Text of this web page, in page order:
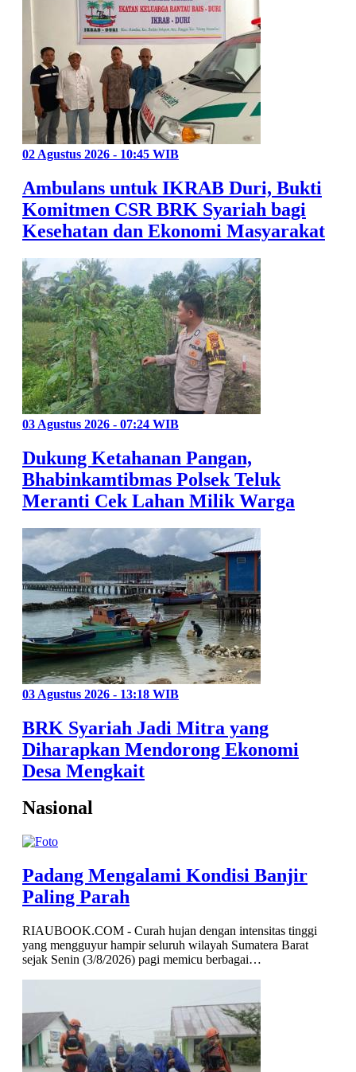
02 Agustus 2026 - 10:45 WIB
Ambulans untuk IKRAB Duri, Bukti
Komitmen CSR BRK Syariah bagi
Kesehatan dan Ekonomi Masyarakat
03 Agustus 2026 - 07:24 WIB
Dukung Ketahanan Pangan,
Bhabinkamtibmas Polsek Teluk
Meranti Cek Lahan Milik Warga
03 Agustus 2026 - 13:18 WIB
BRK Syariah Jadi Mitra yang
Diharapkan Mendorong Ekonomi
Desa Mengkait
Nasional
Padang Mengalami Kondisi Banjir
Paling Parah
RIAUBOOK.COM - Curah hujan dengan intensitas tinggi
yang mengguyur hampir seluruh wilayah Sumatera Barat
sejak Senin (3/8/2026) pagi memicu berbagai…